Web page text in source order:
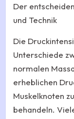
Der
und Technik
Die
Unterschiede
normalen
erheblichen
Muskelknoten
behandeln.